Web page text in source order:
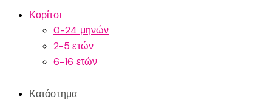
Κορίτσι
0-24 μηνών
2-5 ετών
6-16 ετών
Κατάστημα